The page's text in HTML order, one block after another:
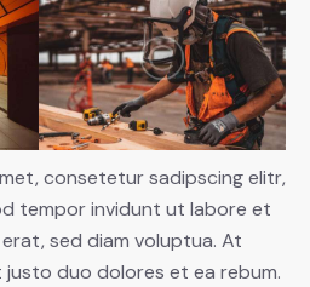
consetetur sadipscing elitr,
tempor invidunt ut labore et
sed diam voluptua. At
duo dolores et ea rebum.